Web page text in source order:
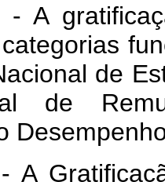
- A
de
de
A